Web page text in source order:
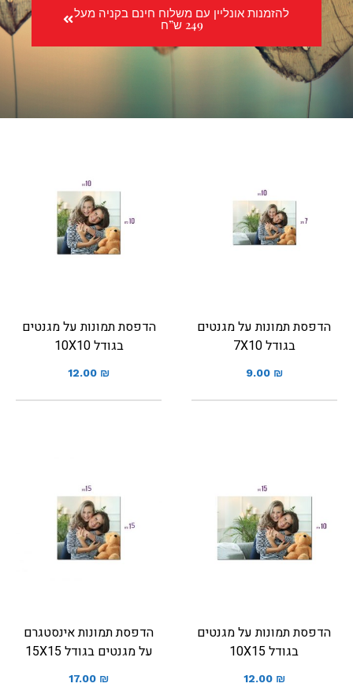
להזמנות אונליין עם משלוח חינם בקניה מעל
249 ש”ח
הדפסת תמונות על מגנטים
בגודל 7X10
9.00 ₪
הדפסת תמונות על מגנטים
בגודל 10X10
12.00 ₪
הדפסת תמונות על מגנטים
בגודל 10X15
12.00 ₪
הדפסת תמונות אינסטגרם
על מגנטים בגודל 15X15
17.00 ₪